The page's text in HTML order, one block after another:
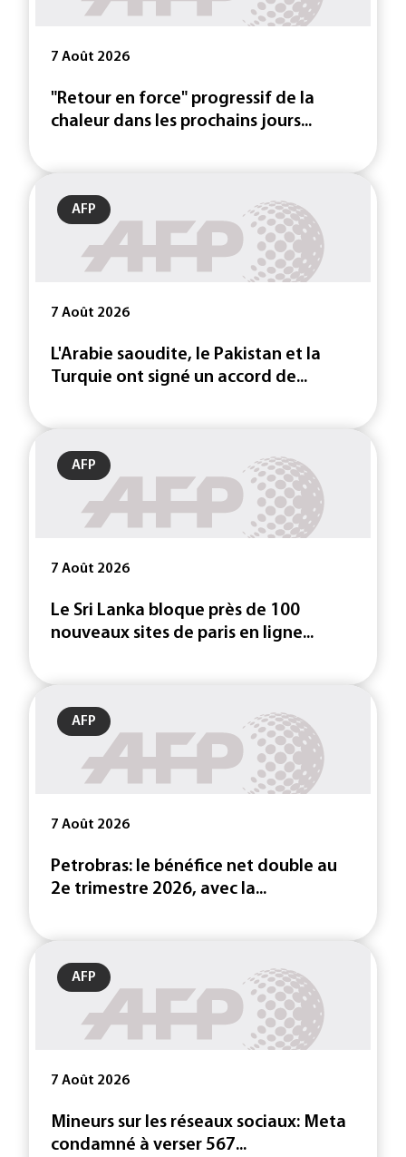
7 Août 2026
"Retour en force" progressif de la
chaleur dans les prochains jours...
AFP
7 Août 2026
L'Arabie saoudite, le Pakistan et la
Turquie ont signé un accord de...
AFP
7 Août 2026
Le Sri Lanka bloque près de 100
nouveaux sites de paris en ligne...
AFP
7 Août 2026
Petrobras: le bénéfice net double au
2e trimestre 2026, avec la...
AFP
7 Août 2026
Mineurs sur les réseaux sociaux: Meta
condamné à verser 567...